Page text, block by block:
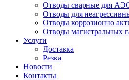
Отводы сварные для
Отводы для
Отводы коррозионно
Отводы магистральных
Услуги
Доставка
Резка
Новости
Контакты